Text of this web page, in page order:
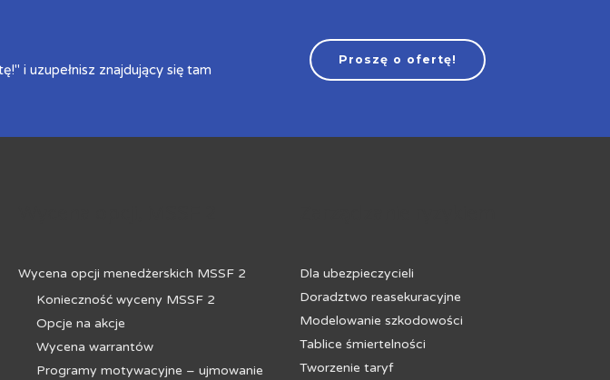
i uzupełnisz znajdujący się tam
Proszę o ofertę!
Wycena opcji menedżerskich MSSF 2
Konieczność wyceny MSSF 2
Opcje na akcje
Wycena warrantów
Programy motywacyjne – ujmowanie
Dla ubezpieczycieli
Doradztwo reasekuracyjne
Modelowanie szkodowości
Tablice śmiertelności
Tworzenie taryf